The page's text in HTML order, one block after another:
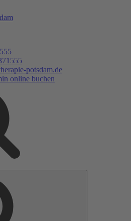
potsdam.de
online buchen